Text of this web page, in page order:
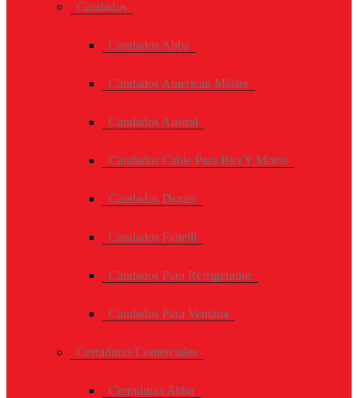
Candados
Candados Abba
Candados American Máster
Candados Austral
Candados Cable Para Bici Y Motos
Candados Dexter
Candados Faitelli
Candados Para Refrigerador
Candados Para Ventana
Cerraduras Comerciales
Cerraduras Abba